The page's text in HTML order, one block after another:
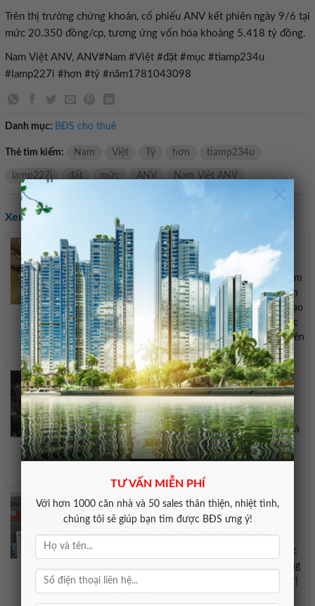
TƯ VẤN MIỄN PHÍ
Với hơn 1000 căn nhà và 50 sales thân thiện, nhiệt tình,
chúng tôi sẽ giúp bạn tìm được BĐS ưng ý!
×
Trên thị trường chứng khoán, cổ phiếu ANV kết phiên ngày 9/6 tại
mức 20.350 đồng/cp, tương ứng vốn hóa khoảng 5.418 tỷ đồng.
Nam Việt ANV, ANV#Nam #Việt #đặt #mục #tiamp234u
#lamp227i #hơn #tỷ #năm1781043098
Danh mục: BĐS cho thuê
Thẻ tìm kiếm: Nam Việt Tỷ hơn tiamp234u
lamp227i đất mức ANV Nam Việt ANV
Xem các tin khác:
Gi&#225; l&#250;a gạo h&#244;m nay 6/8: Diễn
biến tr&#225;i chiều, Việt Nam c&#243; thể
&#225;p gi&#225; s&#224;n xuất khẩu
Giá lúa gạo hôm nay Theo ghi nhận, giá gạo hôm
nay tại khu vực Đồng bằng sông Cửu Long biến
động nhẹ so với ngày hôm trước. Cụ thể, giá gạo
nguyên liệu IR 50404 tăng 50 đồng/kg, lên mức
9.750 – 9.850 đồng/kg. Trong khi đó, gạo nguyên
liệu CL 555 giảm 50 ...
Nhập khẩu th&#233;p v&#224;o Mỹ tăng gần 9%
trong th&#225;ng 6
Theo Hiệp hội Gang thép Mỹ (AISI), các nhà
máy thép tại Mỹ đã xuất xưởng 8,5 triệu tấn
ngắn trong tháng 6, tăng 4,8% so với tháng 5 và
tăng 8,7% so với cùng kỳ năm trước. Lũy kế 6
tháng đầu năm, tổng sản lượng thép thành
phẩm xuất xưởng đạt 47,5 ...
Ho&#225; chất Đức Giang c&#244;ng bố hai ứng
vi&#234;n HĐQT, cổ phiếu DGC tăng trần
Hóa chất Đức Giang vừa đề cử hai nhân sự
đang giữ vị trí quản lý tại tập đoàn để bầu bổ
sung vào HĐQT. CTCP Tập đoàn Hóa chất Đức
Giang (Mã: DGC) vừa công bố thông tin hai ứng
viên được đề cử bổ sung vào Hội đồng quản trị
(HĐQT) tại ...